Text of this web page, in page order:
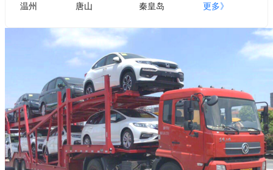
温州
唐山 秦皇岛 更多》